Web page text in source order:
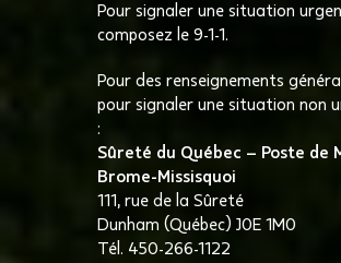
Pour signaler une situation
composez le 9-1-1.
Pour des renseignements
pour signaler une situation non
:
Sûreté du Québec – Poste de
Brome-Missisquoi
111, rue de la Sûreté
Dunham (Québec) J0E 1M0
Tél. 450-266-1122